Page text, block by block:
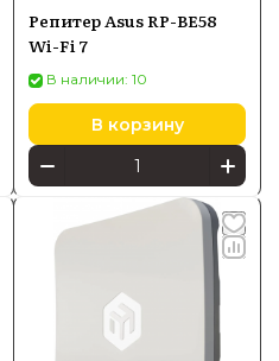
Репитер Asus RP-BE58
Wi-Fi 7
В наличии: 10
В корзину